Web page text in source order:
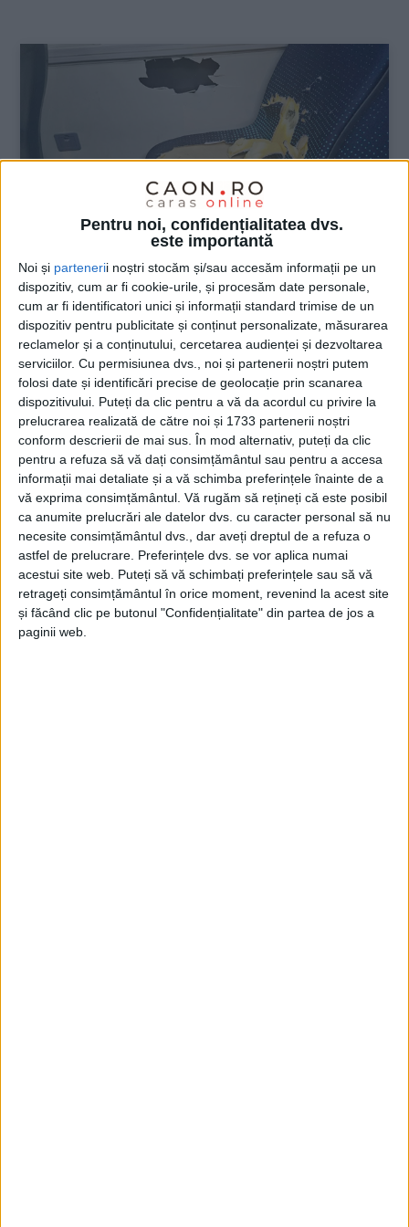
Pentru noi, confidențialitatea dvs.
este importantă
Noi și partenerii noștri stocăm și/sau accesăm informații pe un
dispozitiv, cum ar fi cookie-urile, și procesăm date personale,
cum ar fi identificatori unici și informații standard trimise de un
dispozitiv pentru publicitate și conținut personalizate, măsurarea
reclamelor și a conținutului, cercetarea audienței și dezvoltarea
serviciilor. Cu permisiunea dvs., noi și partenerii noștri putem
folosi date și identificări precise de geolocație prin scanarea
dispozitivului. Puteți da clic pentru a vă da acordul cu privire la
prelucrarea realizată de către noi și 1733 partenerii noștri
conform descrierii de mai sus. În mod alternativ, puteți da clic
pentru a refuza să vă dați consimțământul sau pentru a accesa
informații mai detaliate și a vă schimba preferințele înainte de a
vă exprima consimțământul. Vă rugăm să rețineți că este posibil
ca anumite prelucrări ale datelor dvs. cu caracter personal să nu
necesite consimțământul dvs., dar aveți dreptul de a refuza o
astfel de prelucrare. Preferințele dvs. se vor aplica numai
acestui site web. Puteți să vă schimbați preferințele sau să vă
retrageți consimțământul în orice moment, revenind la acest site
și făcând clic pe butonul "Confidențialitate" din partea de jos a
paginii web.
ŞTIRILE JUDEŢULUI CARAŞ-SEVERIN
Poliția l-a găsit pe ”vandalul” din
autobuz
18 AUGUST 2025, 01:32 PM 1 MINUT DE CITIRE
REȘIȚA – După apariția în spațiul public a imaginilor cu
bărbatul care vandalizează un autobuz electric din Reșița,
polițiștii din cadrul Poliției Municipiului au reușit să identifice
persoana bănuită de distrugerea scaunelor!
Arhive